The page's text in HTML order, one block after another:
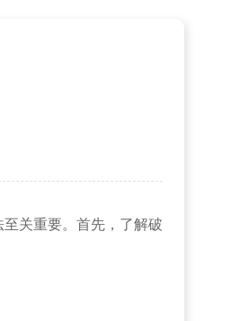
关重要。首先，了解破